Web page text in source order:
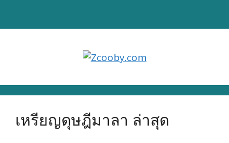
เหรียญดุษฎีมาลา ล่าสุด